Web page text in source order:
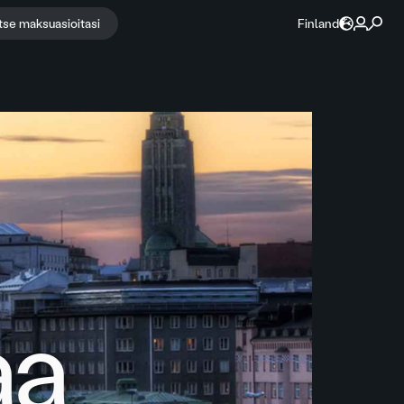
maksuasioitasi Finland